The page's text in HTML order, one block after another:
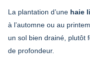
La plantation d’une haie
à l’automne ou au
un sol bien drainé, plutôt
de profondeur.